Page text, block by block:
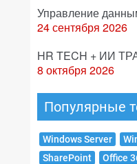
Управление
24 сентября 2026
HR TECH + ИИ
8 октября 2026
Популярные
Windows Server
SharePoint
Office